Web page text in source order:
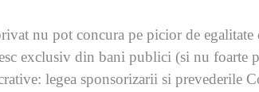
nu pot concura pe picior de
exclusiv din bani publici (si nu foarte
legea sponsorizarii si prevederile